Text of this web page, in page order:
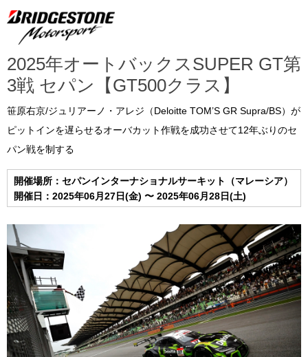
2025年オートバックスSUPER GT第
3戦 セパン【GT500クラス】
笹原右京/ジュリアーノ・アレジ（Deloitte TOM’S GR Supra/BS）が
ピットインを遅らせるオーバカット作戦を成功させて12年ぶりのセ
パン戦を制する
開催場所：セパンインターナショナルサーキット（マレーシア）
開催日：2025年06月27日(金) 〜 2025年06月28日(土)